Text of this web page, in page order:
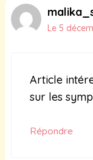
Le 5
Article
sur les
Répondre